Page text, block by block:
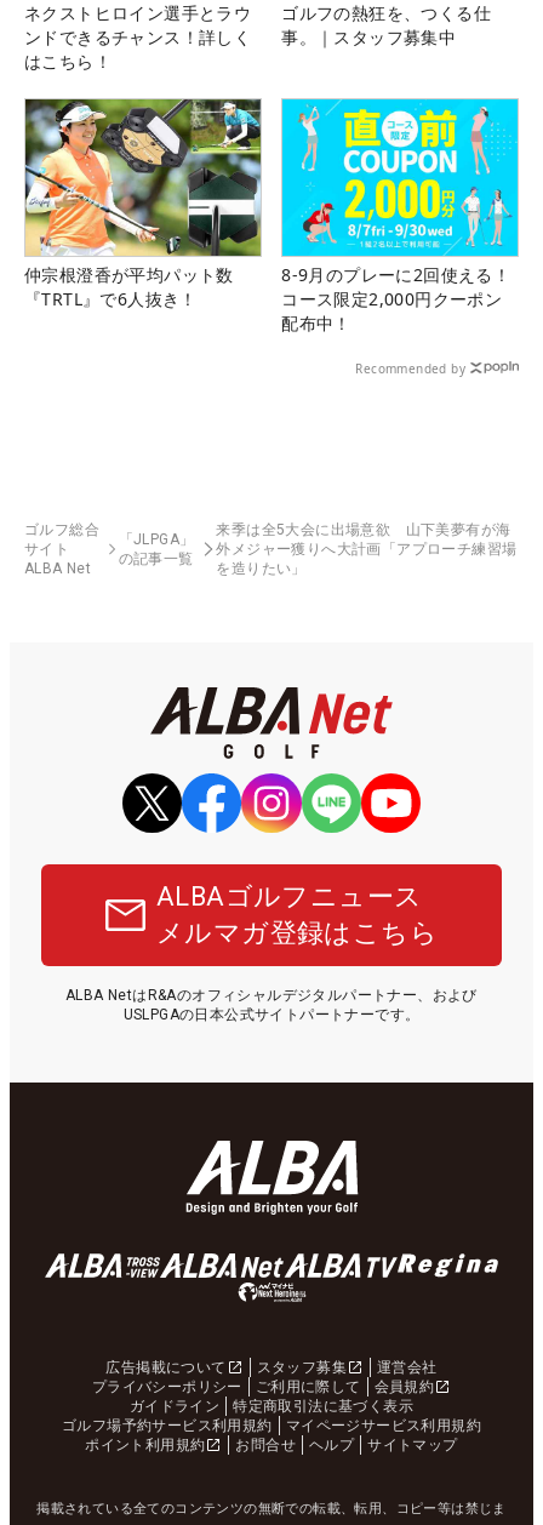
ネクストヒロイン選手とラウ
ンドできるチャンス！詳しく
はこちら！
ゴルフの熱狂を、つくる仕
事。｜スタッフ募集中
仲宗根澄香が平均パット数
『TRTL』で6人抜き！
8-9月のプレーに2回使える！
コース限定2,000円クーポン
配布中！
Recommended by
ゴルフ総合
サイト
ALBA Net
「JLPGA」
の記事一覧
来季は全5大会に出場意欲 山下美夢有が海
外メジャー獲りへ大計画「アプローチ練習場
を造りたい」
ALBAゴルフニュース
メルマガ登録はこちら
ALBA NetはR&Aのオフィシャルデジタルパートナー、および
USLPGAの日本公式サイトパートナーです。
広告掲載について スタッフ募集
運営会社
プライバシーポリシー
ご利用に際して
会員規約
ガイドライン
特定商取引法に基づく表示
ゴルフ場予約サービス利用規約
マイページサービス利用規約
ポイント利用規約
お問合せ ヘルプ サイトマップ
掲載されている全てのコンテンツの無断での転載、転用、コピー等は禁じま